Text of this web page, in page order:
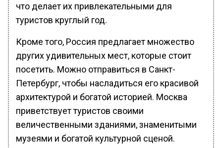
что делает их привлекательными для
туристов круглый год.
Кроме того, Россия предлагает множество
других удивительных мест, которые стоит
посетить. Можно отправиться в Санкт-
Петербург, чтобы насладиться его красивой
архитектурой и богатой историей. Москва
приветствует туристов своими
величественными зданиями, знаменитыми
музеями и богатой культурной сценой.